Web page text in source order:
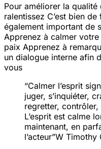
Pour améliorer la
ralentissez C’est bien
également important de
Apprenez à calmer
paix Apprenez à
un dialogue interne afin
vous
“Calmer l’esprit
juger, s’inquiéter,
regretter, contrôler,
L’esprit est calme
maintenant, en
l’acteur”W Timothy